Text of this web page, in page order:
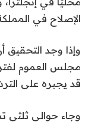
الإصلاح في
وإذا وجد التحقيق
قد يجبره على
وجاء حوالي ثلثي